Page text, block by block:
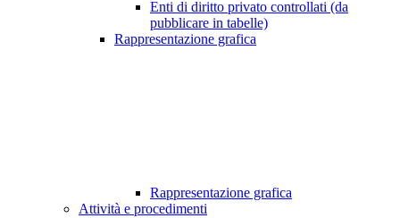
Enti di diritto privato controllati (da
pubblicare in tabelle)
Rappresentazione grafica
Rappresentazione grafica
Attività e procedimenti